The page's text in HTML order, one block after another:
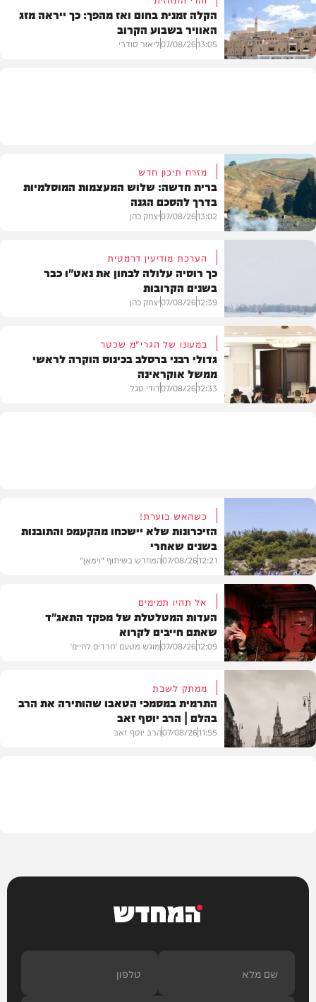
פוליטי
הקלה זמנית בחום ואז מהפך: כך ייראה מזג
האוויר בשבוע הקרוב
13:05
07/08/26ליאור סודרי
מזרח תיכון חדש
ברית חדשה: שלוש המעצמות המוסלמיות
בדרך להסכם הגנה
13:02
07/08/26יצחק כהן
הערכת מודיעין דרמטית
כך רוסיה עלולה לבחון את נאט"ו כבר
בשנים הקרובות
12:39
07/08/26יצחק כהן
במעונו של הגרי"מ שכטר
גדולי רבני ברסלב בכינוס הוקרה לראשי
ממשל אוקראינה
12:33
07/08/26דודי סגל
וידאו
כשהאש בוערת!
הזיכרונות שלא יישכחו מהקעמפ והתובנות
בשנים שאחרי
12:21
07/08/26המחדש בשיתוף "וימאן"
דעות
אל תהיו תמימים
העדות המטלטלת של מפקד התאג"ד
שאתם חייבים לקרוא
12:09
07/08/26מוגש מטעם 'חרדים לחיים'
ממתק לשבת
התרמית במסמכי הטאבו שהותירה את הרב
בהלם | הרב יוסף זאב
11:55
07/08/26הרב יוסף זאב
המחדש